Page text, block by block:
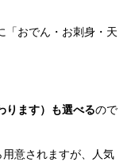
「おでん・お刺身・天
ります）も選べるので
意されますが、人気